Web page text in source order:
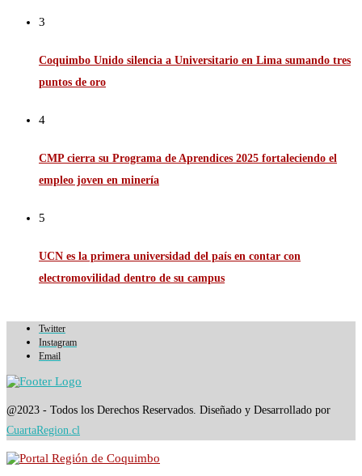
3
Coquimbo Unido silencia a Universitario en Lima sumando tres
puntos de oro
4
CMP cierra su Programa de Aprendices 2025 fortaleciendo el
empleo joven en minería
5
UCN es la primera universidad del país en contar con
electromovilidad dentro de su campus
Twitter
Instagram
Email
@2023 - Todos los Derechos Reservados. Diseñado y Desarrollado por
CuartaRegion.cl